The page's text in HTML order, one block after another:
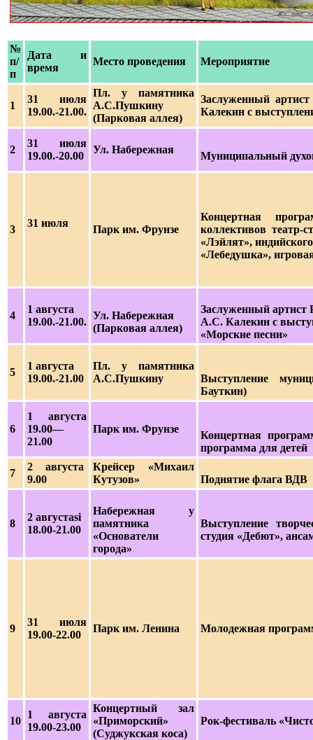
№
п/
п
Дата и
время
Место проведения Мероприятие
1
31 июля
19.00.-21.00.
Пл. у памятника
А.С.Пушкину
(Парковая аллея)
Заслуженный
Калекин с
2
31 июля
19.00.-20.00
Ул. Набережная
Муниципальный
3
31 июля
Парк им. Фрунзе
Концертная
коллективов театр-
«Лэйлят»,
«Лебедушка»,
4
1 августа
19.00.-21.00.
Ул. Набережная
(Парковая аллея)
Заслуженный артист
А.С. Калекин с
«Морские песни»
5
1 августа
19.00.-21.00
Пл. у памятника
А.С.Пушкину
Выступление
Бауткин)
6
1 августа
19.00—
21.00
Парк им. Фрунзе
Концертная
программа для детей
7
2 августа
9.00
Крейсер «Михаил
Кутузов»
Поднятие флага ВДВ
8
2 августаsi
18.00-21.00
Набережная у
памятника
«Основатели
города»
Выступление
студия «Дебют»,
9
31 июля
19.00-22.00
Парк им. Ленина Молодежная
10
1 августа
19.00-23.00
Концертный зал
«Приморский»
(Суджукская коса)
Рок-фестиваль